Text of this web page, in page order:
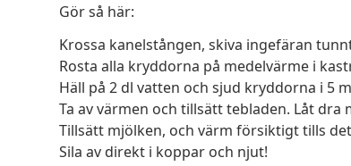
Gör så här:
Krossa kanelstången, skiva ingefäran
Rosta alla kryddorna på medelvärme i
Häll på 2 dl vatten och sjud kryddorna i 5
Ta av värmen och tillsätt tebladen. Låt dra
Tillsätt mjölken, och värm försiktigt tills
Sila av direkt i koppar och njut!